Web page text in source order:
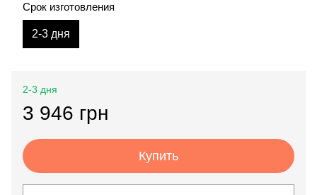
Срок изготовления
2-3 дня
2-3 дня
3 946 грн
Купить